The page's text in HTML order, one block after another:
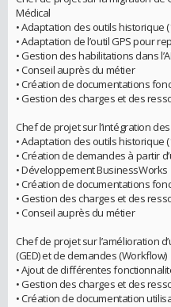
Médical
• Adaptation des outils historique
• Adaptation de l’outil GPS pour
• Gestion des habilitations dans
• Conseil auprès du métier
• Création de documentations
• Gestion des charges et des
Chef de projet sur l’intégration
• Adaptation des outils historique
• Création de demandes à partir
• Développement BusinessWorks
• Création de documentations
• Gestion des charges et des
• Conseil auprès du métier
Chef de projet sur l’amélioration
(GED) et de demandes (Workflow)
• Ajout de différentes
• Gestion des charges et des
• Création de documentation